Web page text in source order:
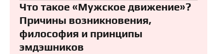
Что такое «Мужское движение»?
Причины возникновения,
философия и принципы
эмдэшников